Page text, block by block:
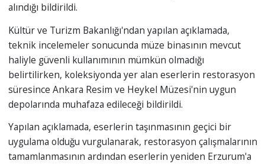
alındığı bildirildi.
Kültür ve Turizm Bakanlığı'ndan yapılan açıklamada,
teknik incelemeler sonucunda müze binasının mevcut
haliyle güvenli kullanımının mümkün olmadığı
belirtilirken, koleksiyonda yer alan eserlerin restorasyon
süresince Ankara Resim ve Heykel Müzesi'nin uygun
depolarında muhafaza edileceği bildirildi.
Yapılan açıklamada, eserlerin taşınmasının geçici bir
uygulama olduğu vurgulanarak, restorasyon çalışmalarının
tamamlanmasının ardından eserlerin yeniden Erzurum'a